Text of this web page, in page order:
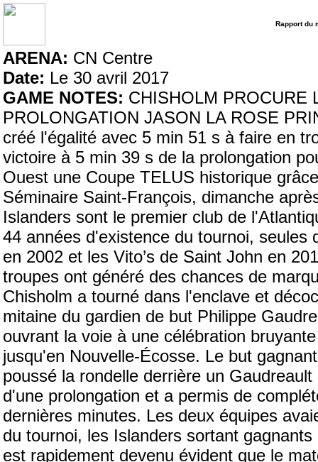
Rapport du
ARENA: CN Centre
Date: Le 30 avril 2017
GAME NOTES: CHISHOLM PROCURE
PROLONGATION JASON LA ROSE
créé l'égalité avec 5 min 51 s à faire en
victoire à 5 min 39 s de la prolongation
Ouest une Coupe TELUS historique
Séminaire Saint-François, dimanche
Islanders sont le premier club de
44 années d'existence du tournoi,
en 2002 et les Vito’s de Saint John en
troupes ont généré des chances de
Chisholm a tourné dans l'enclave et
mitaine du gardien de but Philippe
ouvrant la voie à une célébration
jusqu'en Nouvelle-Écosse. Le but
poussé la rondelle derrière un
d'une prolongation et a permis de
dernières minutes. Les deux équipes
du tournoi, les Islanders sortant
est rapidement devenu évident que le